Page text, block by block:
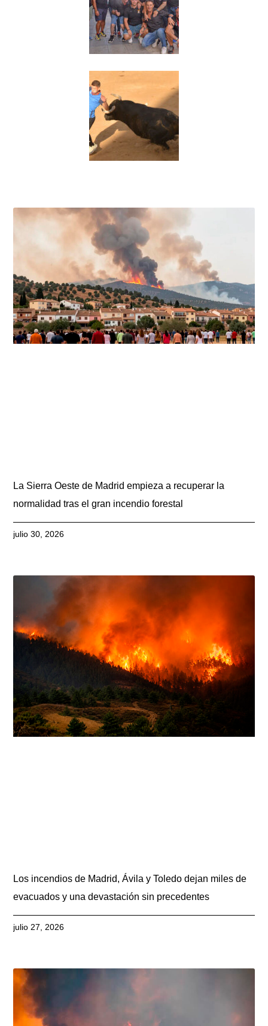
La Sierra Oeste de Madrid empieza a recuperar la
normalidad tras el gran incendio forestal
julio 30, 2026
Los incendios de Madrid, Ávila y Toledo dejan miles de
evacuados y una devastación sin precedentes
julio 27, 2026